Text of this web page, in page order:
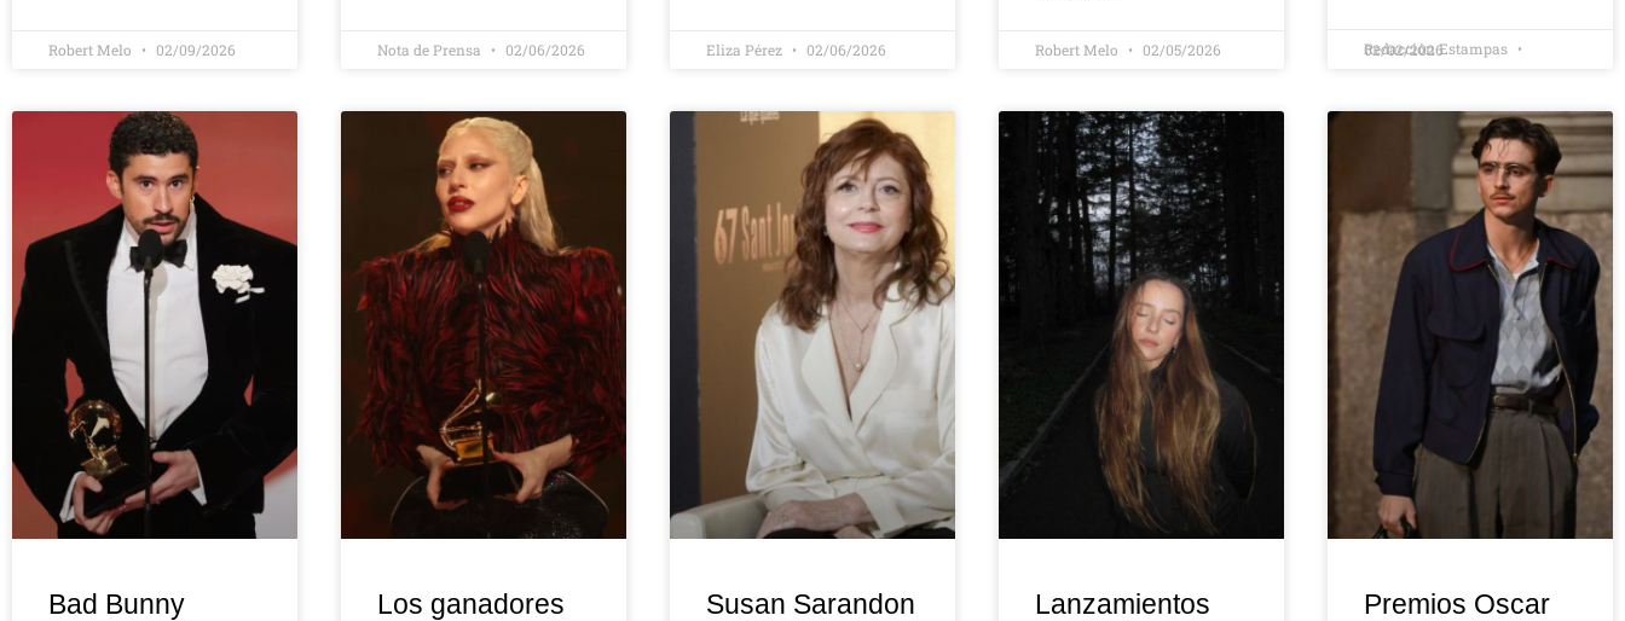
Robert Melo 02/09/2026 Nota de Prensa 02/06/2026 Eliza Pérez 02/06/2026 Robert Melo 02/05/2026 Redacción Estampas
02/02/2026
Bad Bunny
Los ganadores
Susan Sarandon
Lanzamientos
Premios Oscar